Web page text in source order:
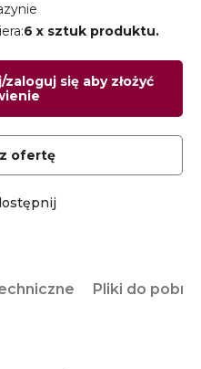
6 x sztuk produktu.
się aby złożyć
ofertę
Pliki do